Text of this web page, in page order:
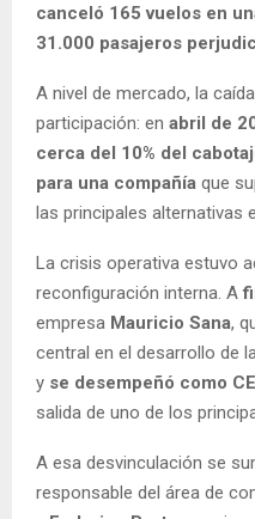
canceló 165 vuelos en
31.000 pasajeros
A nivel de mercado, la
participación: en abril de
cerca del 10% del
para una compañía que
las principales alternativas
La crisis operativa estuvo
reconfiguración interna. A
empresa Mauricio Sana,
central en el desarrollo de
y se desempeñó como
salida de uno de los
A esa desvinculación se
responsable del área de